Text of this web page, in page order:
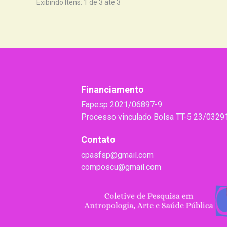
Exibindo Itens: 1 de 3 até 3
Financiamento
Fapesp 2021/06897-9
Processo vinculado Bolsa TT-5 23/
Contato
cpasfsp@gmail.com
composcu@gmail.com